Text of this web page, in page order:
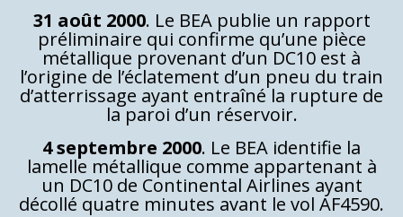
31 août 2000. Le BEA publie un rapport
préliminaire qui confirme qu’une pièce
métallique provenant d’un DC10 est à
l’origine de l’éclatement d’un pneu du train
d’atterrissage ayant entraîné la rupture de
la paroi d’un réservoir.
4 septembre 2000. Le BEA identifie la
lamelle métallique comme appartenant à
un DC10 de Continental Airlines ayant
décollé quatre minutes avant le vol AF4590.